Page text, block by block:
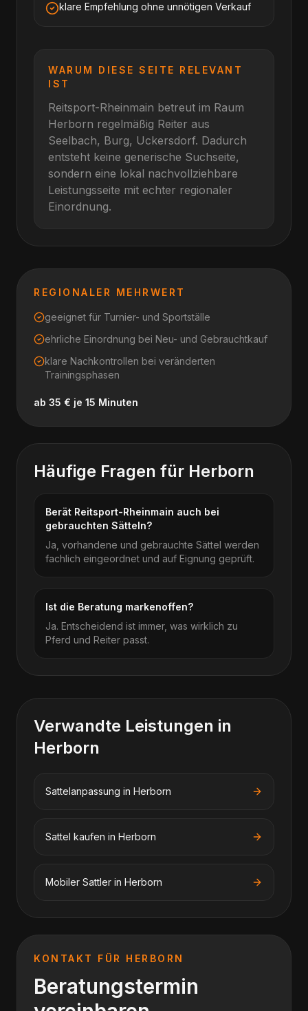
klare Empfehlung ohne unnötigen Verkauf
WARUM DIESE SEITE RELEVANT
IST
Reitsport-Rheinmain betreut im Raum
Herborn regelmäßig Reiter aus
Seelbach, Burg, Uckersdorf. Dadurch
entsteht keine generische Suchseite,
sondern eine lokal nachvollziehbare
Leistungsseite mit echter regionaler
Einordnung.
REGIONALER MEHRWERT
geeignet für Turnier- und Sportställe
ehrliche Einordnung bei Neu- und Gebrauchtkauf
klare Nachkontrollen bei veränderten
Trainingsphasen
ab 35 € je 15 Minuten
Häufige Fragen für Herborn
Berät Reitsport-Rheinmain auch bei
gebrauchten Sätteln?
Ja, vorhandene und gebrauchte Sättel werden
fachlich eingeordnet und auf Eignung geprüft.
Ist die Beratung markenoffen?
Ja. Entscheidend ist immer, was wirklich zu
Pferd und Reiter passt.
Verwandte Leistungen in
Herborn
Sattelanpassung in Herborn
Sattel kaufen in Herborn
Mobiler Sattler in Herborn
KONTAKT FÜR HERBORN
Beratungstermin